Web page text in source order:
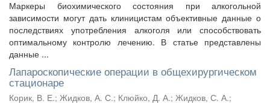
Маркеры биохимического состояния при алкогольной
зависимости могут дать клиницистам объективные данные о
последствиях употребления алкоголя или способствовать
оптимальному контролю лечению. В статье представлены
данные ...
Лапароскопические операции в общехирургическом
стационаре
Корик, В. Е.; Жидков, А. С.; Клюйко, Д. А.; Жидков, С. А.;